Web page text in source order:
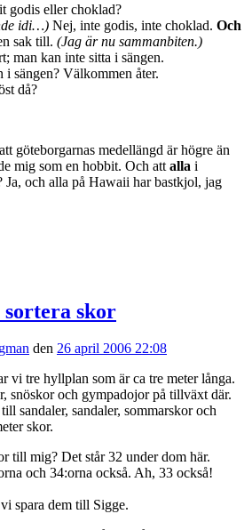
godis eller choklad?
idi…) Nej, inte godis, inte choklad. Och
sak till. (Jag är nu sammanbiten.)
man kan inte sitta i sängen.
sängen? Välkommen åter.
då?
göteborgarnas medellängd är högre än
mig som en hobbit. Och att alla i
Ja, och alla på Hawaii har bastkjol, jag
sortera skor
den 26 april 2006 22:08
vi tre hyllplan som är ca tre meter långa.
snöskor och gympadojor på tillväxt där.
sandaler, sandaler, sommarskor och
skor.
till mig? Det står 32 under dom här.
och 34:orna också. Ah, 33 också!
spara dem till Sigge.